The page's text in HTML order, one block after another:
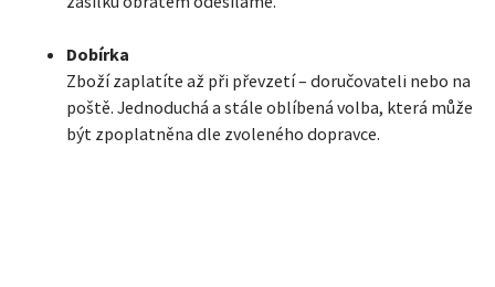
Dobírka
Zboží zaplatíte až při převzetí – doručovateli nebo na
poště. Jednoduchá a stále oblíbená volba, která může
být zpoplatněna dle zvoleného dopravce.